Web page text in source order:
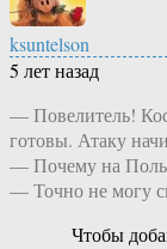
ksuntelson
5 лет назад
— Повелитель!
готовы. Атаку
— Почему на
— Точно не могу
Чтобы